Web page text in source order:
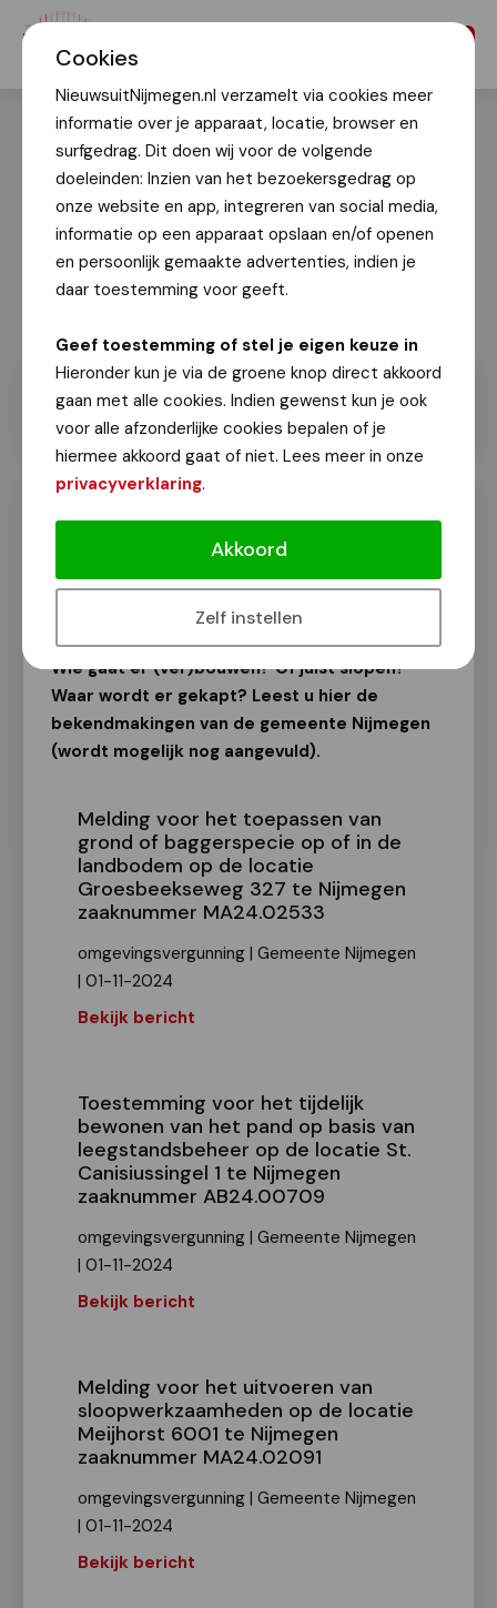
Cookies
NieuwsuitNijmegen.nl verzamelt via cookies meer
informatie over je apparaat, locatie, browser en
surfgedrag. Dit doen wij voor de volgende
doeleinden: Inzien van het bezoekersgedrag op
onze website en app, integreren van social media,
informatie op een apparaat opslaan en/of openen
en persoonlijk gemaakte advertenties, indien je
daar toestemming voor geeft.
Geef toestemming of stel je eigen keuze in
Hieronder kun je via de groene knop direct akkoord
gaan met alle cookies. Indien gewenst kun je ook
voor alle afzonderlijke cookies bepalen of je
hiermee akkoord gaat of niet. Lees meer in onze
privacyverklaring.
Akkoord
Zelf instellen
Bekendmakingen van de gemeente
Van onze redactie
3 november 2024
Wie gaat er (ver)bouwen? Of juist slopen?
Waar wordt er gekapt? Leest u hier de
bekendmakingen van de gemeente Nijmegen
(wordt mogelijk nog aangevuld).
Melding voor het toepassen van
grond of baggerspecie op of in de
landbodem op de locatie
Groesbeekseweg 327 te Nijmegen
zaaknummer MA24.02533
omgevingsvergunning | Gemeente Nijmegen
| 01-11-2024
Bekijk bericht
Toestemming voor het tijdelijk
bewonen van het pand op basis van
leegstandsbeheer op de locatie St.
Canisiussingel 1 te Nijmegen
zaaknummer AB24.00709
omgevingsvergunning | Gemeente Nijmegen
| 01-11-2024
Bekijk bericht
Melding voor het uitvoeren van
sloopwerkzaamheden op de locatie
Meijhorst 6001 te Nijmegen
zaaknummer MA24.02091
omgevingsvergunning | Gemeente Nijmegen
| 01-11-2024
Bekijk bericht